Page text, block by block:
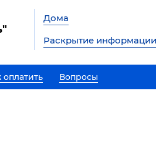
Дома
Раскрытие информации
оплатить Вопросы